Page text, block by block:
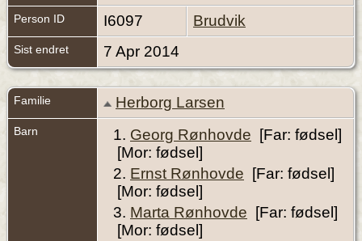
Person ID I6097 Brudvik
Sist endret 7 Apr 2014
Familie Herborg Larsen
Barn 1. Georg Rønhovde [Far: fødsel]
[Mor: fødsel]
2. Ernst Rønhovde [Far: fødsel]
[Mor: fødsel]
3. Marta Rønhovde [Far: fødsel]
[Mor: fødsel]